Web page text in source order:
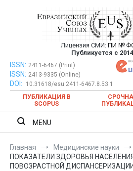
Евразийский
публикация
ежемесячном
Лицензия СМИ: ПИ №
Публикуется с
Евразийский Союз Ученых —
ежемесячном
ISSN: 2411-6467 (Print)
ISSN: 2413-9335 (Online)
DOI:
10.31618/esu.2411-6467.8.53.1
ПУБЛИКАЦИЯ В
SCOPUS
MENU
Главная
Медицинские науки
ПОКАЗАТЕЛИ ЗДОРОВЬЯ
ПОВОЗРАСТНОЙ